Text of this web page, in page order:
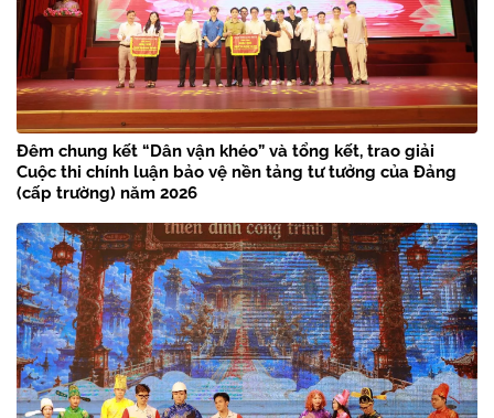
Đêm chung kết “Dân vận khéo” và tổng kết, trao giải
Cuộc thi chính luận bảo vệ nền tảng tư tưởng của Đảng
(cấp trường) năm 2026